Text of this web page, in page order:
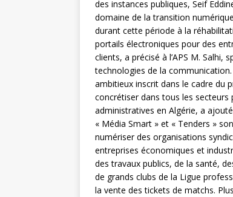
des instances publiques, Seif
domaine de la transition
durant cette période à la
portails électroniques pour des
clients, a précisé à l’APS M.
technologies de la
ambitieux inscrit dans le cadre du
concrétiser dans tous les
administratives en Algérie, a
« Média Smart » et « Tenders »
numériser des organisations
entreprises économiques et
des travaux publics, de la santé,
de grands clubs de la Ligue
la vente des tickets de matchs.